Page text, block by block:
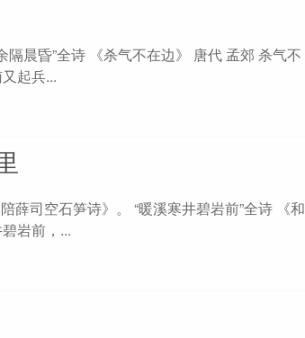
隔晨昏”全诗 《杀气不在边》 唐代 孟郊 杀气不
起兵...
薛司空石笋诗》。 “暖溪寒井碧岩前”全诗 《和
岩前，...